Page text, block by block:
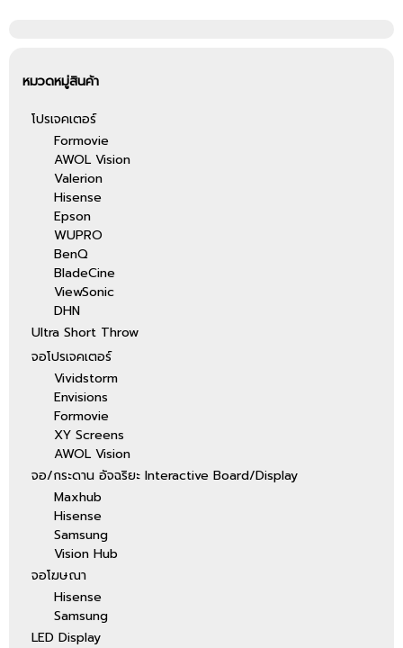
หมวดหมู่สินค้า
โปรเจคเตอร์
Formovie
AWOL Vision
Valerion
Hisense
Epson
WUPRO
BenQ
BladeCine
ViewSonic
DHN
Ultra Short Throw
จอโปรเจคเตอร์
Vividstorm
Envisions
Formovie
XY Screens
AWOL Vision
จอ/กระดาน อัจฉริยะ Interactive Board/Display
Maxhub
Hisense
Samsung
Vision Hub
จอโฆษณา
Hisense
Samsung
LED Display